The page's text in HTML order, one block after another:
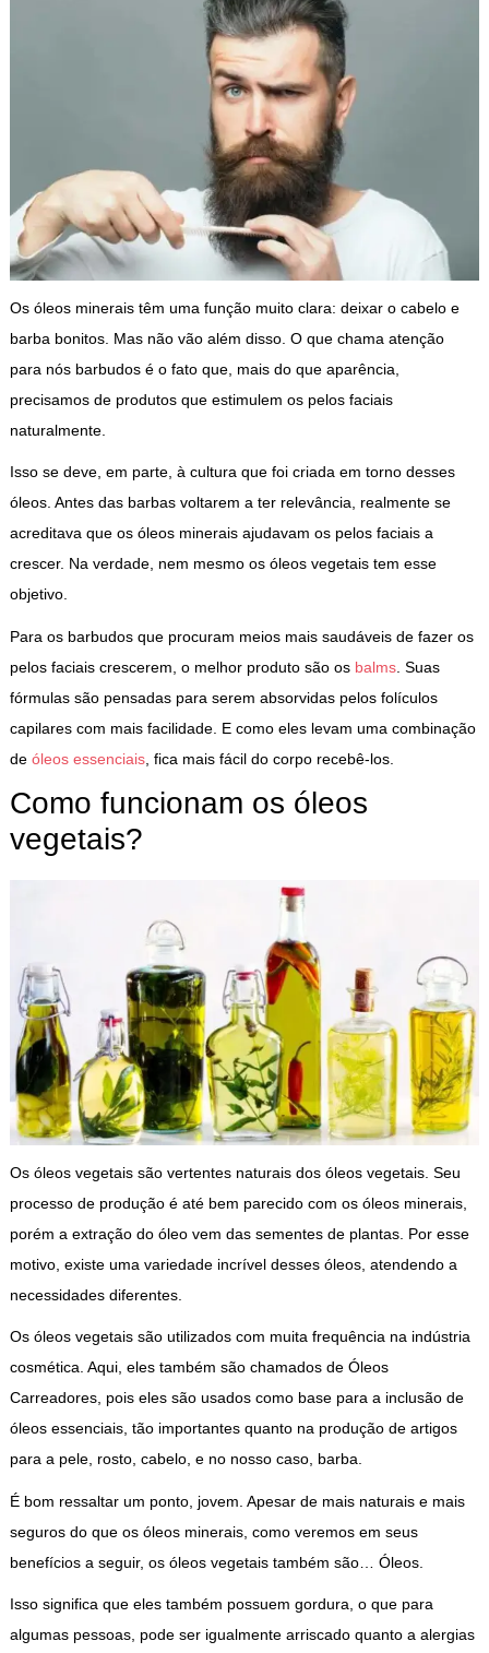
Os óleos minerais têm uma função muito clara: deixar o cabelo e
barba bonitos. Mas não vão além disso. O que chama atenção
para nós barbudos é o fato que, mais do que aparência,
precisamos de produtos que estimulem os pelos faciais
naturalmente.
Isso se deve, em parte, à cultura que foi criada em torno desses
óleos. Antes das barbas voltarem a ter relevância, realmente se
acreditava que os óleos minerais ajudavam os pelos faciais a
crescer. Na verdade, nem mesmo os óleos vegetais tem esse
objetivo.
Para os barbudos que procuram meios mais saudáveis de fazer os
pelos faciais crescerem, o melhor produto são os balms. Suas
fórmulas são pensadas para serem absorvidas pelos folículos
capilares com mais facilidade. E como eles levam uma combinação
de óleos essenciais, fica mais fácil do corpo recebê-los.
Como funcionam os óleos
vegetais?
Os óleos vegetais são vertentes naturais dos óleos vegetais. Seu
processo de produção é até bem parecido com os óleos minerais,
porém a extração do óleo vem das sementes de plantas. Por esse
motivo, existe uma variedade incrível desses óleos, atendendo a
necessidades diferentes.
Os óleos vegetais são utilizados com muita frequência na indústria
cosmética. Aqui, eles também são chamados de Óleos
Carreadores, pois eles são usados como base para a inclusão de
óleos essenciais, tão importantes quanto na produção de artigos
para a pele, rosto, cabelo, e no nosso caso, barba.
É bom ressaltar um ponto, jovem. Apesar de mais naturais e mais
seguros do que os óleos minerais, como veremos em seus
benefícios a seguir, os óleos vegetais também são… Óleos.
Isso significa que eles também possuem gordura, o que para
algumas pessoas, pode ser igualmente arriscado quanto a alergias